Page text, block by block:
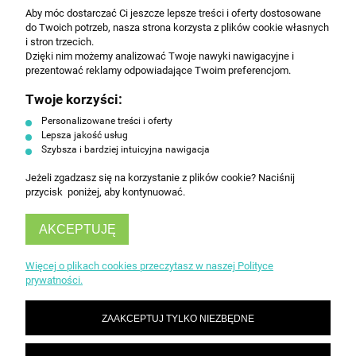
Wyrażam zgodę na przesyłanie informacji
handlowej na poniższy adres email. Więcej w
ZAPISZ SIĘ
Aby móc dostarczać Ci jeszcze lepsze treści i oferty dostosowane
do Twoich potrzeb, nasza strona korzysta z plików cookie własnych
i stron trzecich.
Dzięki nim możemy analizować Twoje nawyki nawigacyjne i
prezentować reklamy odpowiadające Twoim preferencjom.
Twoje korzyści:
Personalizowane treści i oferty
Lepsza jakość usług
Szybsza i bardziej intuicyjna nawigacja
Jeżeli zgadzasz się na korzystanie z plików cookie? Naciśnij
przycisk poniżej, aby kontynuować.
AKCEPTUJĘ
Więcej o plikach cookies przeczytasz w naszej Polityce
prywatności.
ZAAKCEPTUJ TYLKO NIEZBĘDNE